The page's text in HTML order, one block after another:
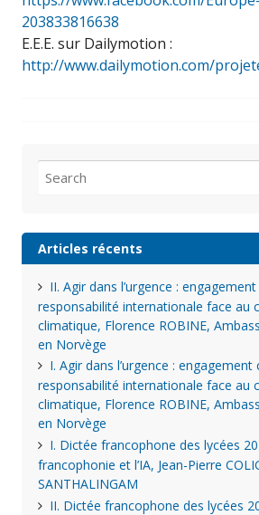
203833816638
E.E.E. sur Dailymotion :
http://www.dailymotion.com/
for:
Articles récents
II. Agir dans l’urgence :
responsabilité internationale face au
climatique, Florence ROBINE,
en Norvège
I. Agir dans l’urgence :
responsabilité internationale face au
climatique, Florence ROBINE,
en Norvège
I. Dictée francophone des lycées
francophonie et l’IA, Jean-Pierre
SANTHALINGAM
II. Dictée francophone des lycées